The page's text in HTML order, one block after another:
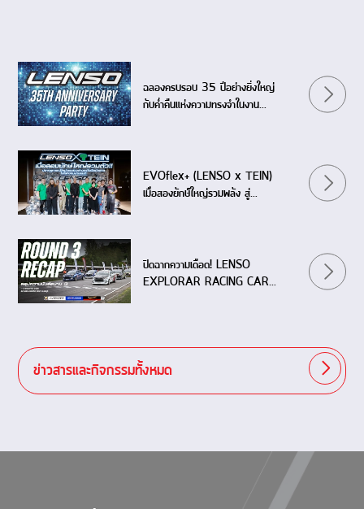
ฉลองครบรอบ 35 ปีอย่างยิ่งใหญ่
กับค่ำคืนแห่งความทรงจำในงาน
EVOflex+ (LENSO x TEIN)
เมื่อสองยักษ์ใหญ่รวมพลัง สู่
ปิดฉากความเดือด! LENSO
EXPLORAR RACING CAR
ข่าวสารและกิจกรรมทั้งหมด